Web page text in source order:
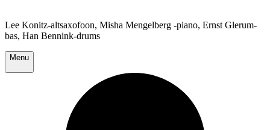
Lee Konitz-altsaxofoon, Misha Mengelberg -piano, Ernst Glerum-
bas, Han Bennink-drums
Menu